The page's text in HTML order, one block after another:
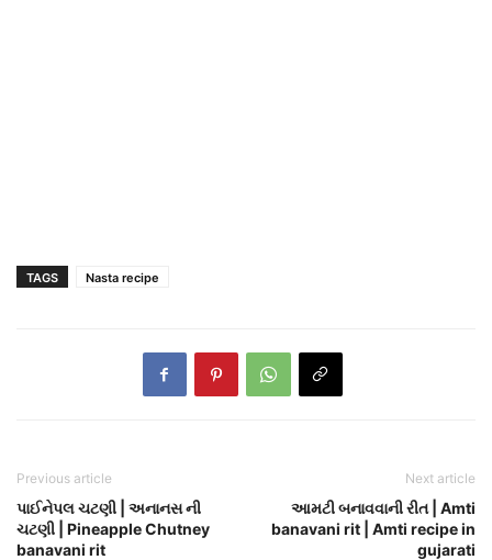
TAGS Nasta recipe
Previous article
પાઈનેપલ ચટણી | અનાનસ ની
ચટણી | Pineapple Chutney
banavani rit
Next article
આમટી બનાવવાની રીત | Amti
banavani rit | Amti recipe in
gujarati